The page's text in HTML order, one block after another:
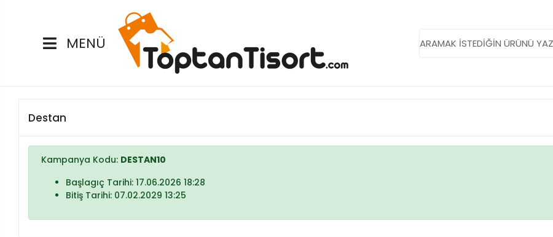
MENÜ
Destan
Kampanya Kodu: DESTAN10
Başlagıç Tarihi: 17.06.2026 18:28
Bitiş Tarihi: 07.02.2029 13:25